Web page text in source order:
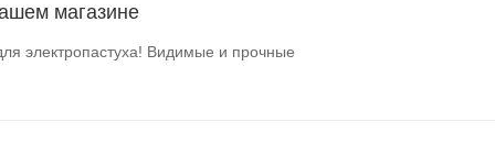
магазине
электропастуха! Видимые и прочные